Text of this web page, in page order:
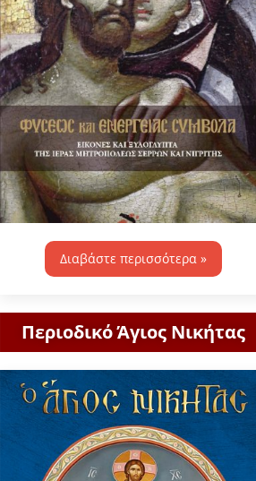
Διαβάστε περισσότερα »
Περιοδικό Άγιος Νικήτας